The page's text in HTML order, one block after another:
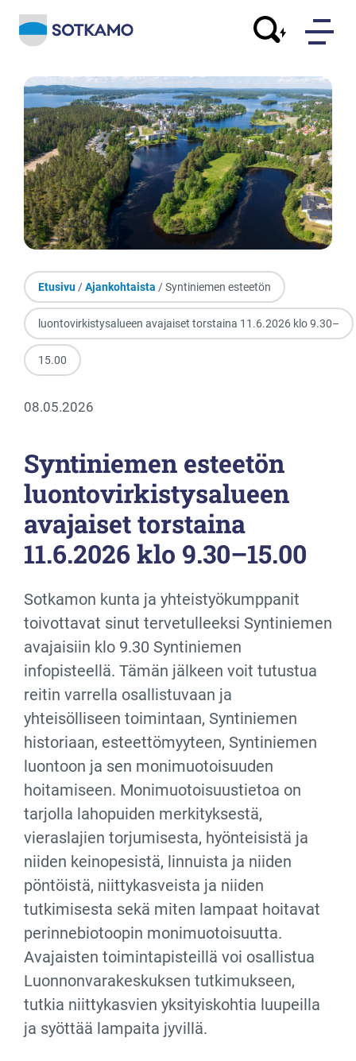
Etusivu /Ajankohtaista / Syntiniemen esteetön
luontovirkistysalueen avajaiset torstaina 11.6.2026 klo 9.30–
15.00
08.05.2026
Syntiniemen esteetön
luontovirkistysalueen
avajaiset torstaina
11.6.2026 klo 9.30–15.00
Sotkamon kunta ja yhteistyökumppanit
toivottavat sinut tervetulleeksi Syntiniemen
avajaisiin klo 9.30 Syntiniemen
infopisteellä. Tämän jälkeen voit tutustua
reitin varrella osallistuvaan ja
yhteisölliseen toimintaan, Syntiniemen
historiaan, esteettömyyteen, Syntiniemen
luontoon ja sen monimuotoisuuden
hoitamiseen. Monimuotoisuustietoa on
tarjolla lahopuiden merkityksestä,
vieraslajien torjumisesta, hyönteisistä ja
niiden keinopesistä, linnuista ja niiden
pöntöistä, niittykasveista ja niiden
tutkimisesta sekä miten lampaat hoitavat
perinnebiotoopin monimuotoisuutta.
Avajaisten toimintapisteillä voi osallistua
Luonnonvarakeskuksen tutkimukseen,
tutkia niittykasvien yksityiskohtia luupeilla
ja syöttää lampaita jyvillä.